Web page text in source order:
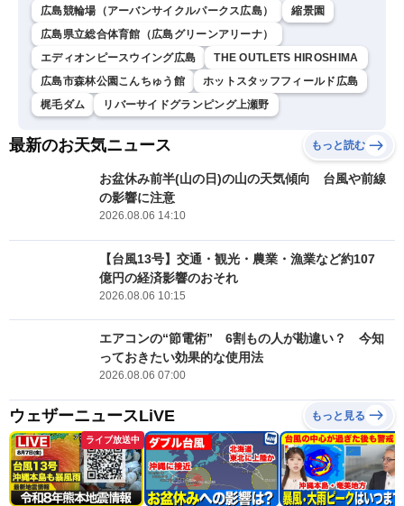
広島競輪場（アーバンサイクルパークス広島）
縮景園
広島県立総合体育館（広島グリーンアリーナ）
エディオンピースウイング広島
THE OUTLETS HIROSHIMA
広島市森林公園こんちゅう館
ホットスタッフフィールド広島
梶毛ダム
リバーサイドグランピング上瀬野
最新のお天気ニュース もっと読む
お盆休み前半(山の日)の山の天気傾向 台風や前線
の影響に注意
2026.08.06 14:10
【台風13号】交通・観光・農業・漁業など約107
億円の経済影響のおそれ
2026.08.06 10:15
エアコンの“節電術” 6割もの人が勘違い？ 今知
っておきたい効果的な使用法
2026.08.06 07:00
ウェザーニュースLiVE もっと見る
ライブ放送中